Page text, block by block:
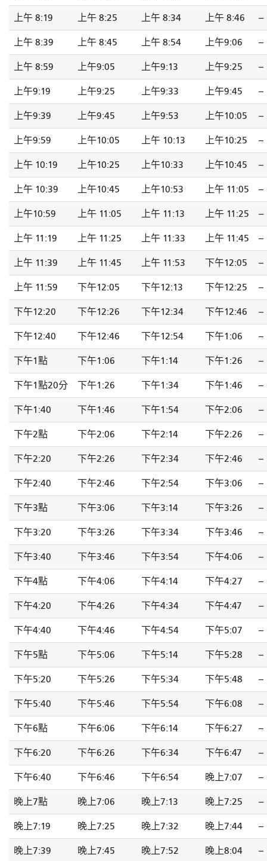
上午 8:19 上午 8:25 上午 8:34 上午 8:46 --
上午 8:39 上午 8:45 上午 8:54 上午9:06 --
上午 8:59 上午9:05 上午9:13 上午9:25 --
上午9:19 上午9:25 上午9:33 上午9:45 --
上午9:39 上午9:45 上午9:53 上午10:05 --
上午9:59 上午10:05 上午 10:13 上午10:25 --
上午 10:19 上午10:25 上午10:33 上午10:45 --
上午 10:39 上午10:45 上午10:53 上午 11:05 --
上午10:59 上午 11:05 上午 11:13 上午 11:25 --
上午 11:19 上午 11:25 上午 11:33 上午 11:45 --
上午 11:39 上午 11:45 上午 11:53 下午12:05 --
上午 11:59 下午12:05 下午12:13 下午12:25 --
下午12:20 下午12:26 下午12:34 下午12:46 --
下午12:40 下午12:46 下午12:54 下午1:06 --
下午1點 下午1:06 下午1:14 下午1:26 --
下午1點20分 下午1:26 下午1:34 下午1:46 --
下午1:40 下午1:46 下午1:54 下午2:06 --
下午2點 下午2:06 下午2:14 下午2:26 --
下午2:20 下午2:26 下午2:34 下午2:46 --
下午2:40 下午2:46 下午2:54 下午3:06 --
下午3點 下午3:06 下午3:14 下午3:26 --
下午3:20 下午3:26 下午3:34 下午3:46 --
下午3:40 下午3:46 下午3:54 下午4:06 --
下午4點 下午4:06 下午4:14 下午4:27 --
下午4:20 下午4:26 下午4:34 下午4:47 --
下午4:40 下午4:46 下午4:54 下午5:07 --
下午5點 下午5:06 下午5:14 下午5:28 --
下午5:20 下午5:26 下午5:34 下午5:48 --
下午5:40 下午5:46 下午5:54 下午6:08 --
下午6點 下午6:06 下午6:14 下午6:27 --
下午6:20 下午6:26 下午6:34 下午6:47 --
下午6:40 下午6:46 下午6:54 晚上7:07 --
晚上7點 晚上7:06 晚上7:13 晚上7:25 --
晚上7:19 晚上7:25 晚上7:32 晚上7:44 --
晚上7:39 晚上7:45 晚上7:52 晚上8:04 --